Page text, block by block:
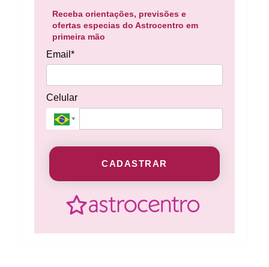
Receba orientações, previsões e
ofertas especias do Astrocentro em
primeira mão
Email*
Celular
CADASTRAR